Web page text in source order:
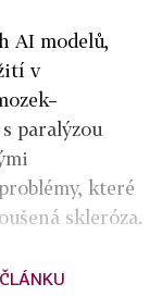
AI modelů,
v
paralýzou
které
skleróza.